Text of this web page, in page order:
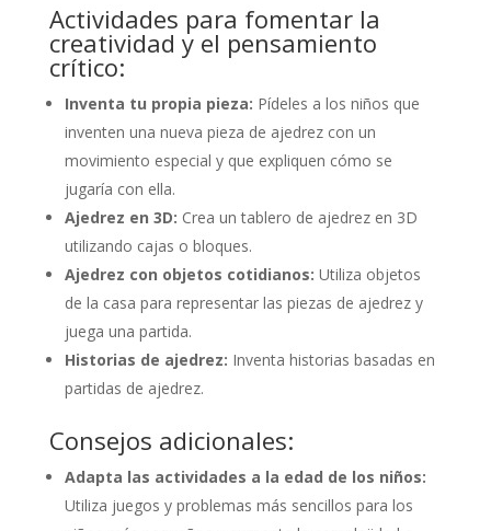
Actividades para fomentar la
creatividad y el pensamiento
crítico:
Inventa tu propia pieza: Pídeles a los niños que
inventen una nueva pieza de ajedrez con un
movimiento especial y que expliquen cómo se
jugaría con ella.
Ajedrez en 3D: Crea un tablero de ajedrez en 3D
utilizando cajas o bloques.
Ajedrez con objetos cotidianos: Utiliza objetos
de la casa para representar las piezas de ajedrez y
juega una partida.
Historias de ajedrez: Inventa historias basadas en
partidas de ajedrez.
Consejos adicionales:
Adapta las actividades a la edad de los niños:
Utiliza juegos y problemas más sencillos para los